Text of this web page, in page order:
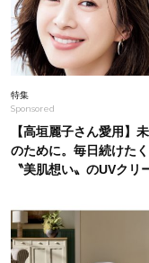
【完
帰省
【モ
合う
「暑
【き
特集
Sponsored
【高垣麗子さん愛用】
のために。毎日続けた
〝美肌想い〟のUVクリ